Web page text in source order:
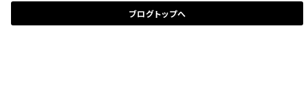
ブログトップへ